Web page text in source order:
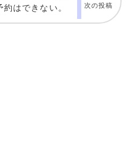
はできない。
次の投稿